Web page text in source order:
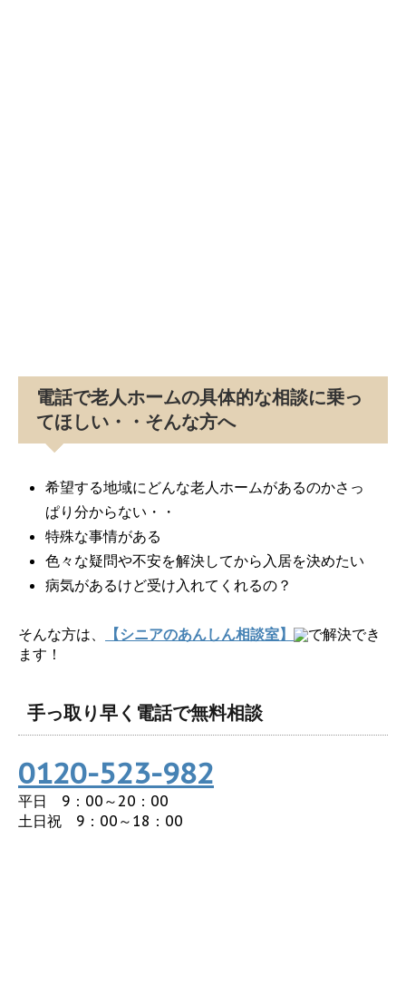
電話で老人ホームの具体的な相談に乗っ
てほしい・・そんな方へ
希望する地域にどんな老人ホームがあるのかさっ
ぱり分からない・・
特殊な事情がある
色々な疑問や不安を解決してから入居を決めたい
病気があるけど受け入れてくれるの？
そんな方は、 【シニアのあんしん相談室】
で解決でき
ます！
手っ取り早く電話で無料相談
0120-523-982
平日 9：00～20：00
土日祝 9：00～18：00